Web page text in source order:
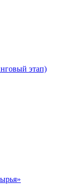
этап)